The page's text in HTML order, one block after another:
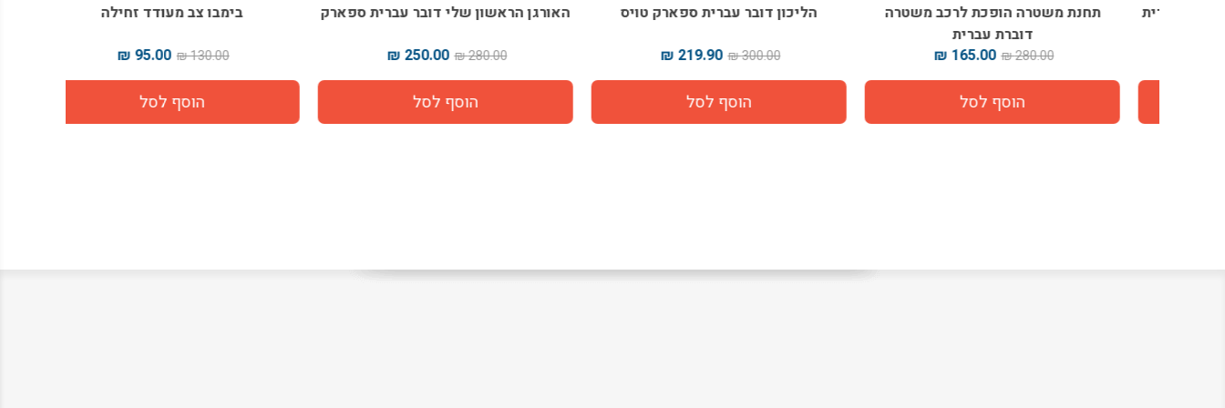
תחנת משטרה הופכת לרכב משטרה
דוברת עברית
280.00 ₪
165.00 ₪
הליכון דובר עברית ספארק טויס
300.00 ₪
219.90 ₪
האורגן הראשון שלי דובר עברית ספארק
280.00 ₪
250.00 ₪
בימבו צב מעודד זחילה
130.00 ₪
95.00 ₪